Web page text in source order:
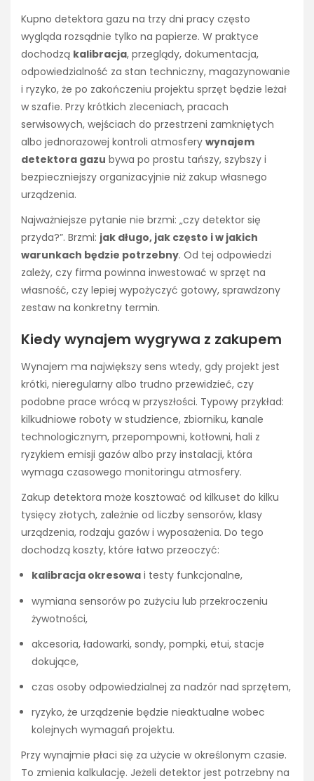
Kupno detektora gazu na trzy dni pracy często
wygląda rozsądnie tylko na papierze. W praktyce
dochodzą kalibracja, przeglądy, dokumentacja,
odpowiedzialność za stan techniczny, magazynowanie
i ryzyko, że po zakończeniu projektu sprzęt będzie leżał
w szafie. Przy krótkich zleceniach, pracach
serwisowych, wejściach do przestrzeni zamkniętych
albo jednorazowej kontroli atmosfery wynajem
detektora gazu bywa po prostu tańszy, szybszy i
bezpieczniejszy organizacyjnie niż zakup własnego
urządzenia.
Najważniejsze pytanie nie brzmi: „czy detektor się
przyda?”. Brzmi: jak długo, jak często i w jakich
warunkach będzie potrzebny. Od tej odpowiedzi
zależy, czy firma powinna inwestować w sprzęt na
własność, czy lepiej wypożyczyć gotowy, sprawdzony
zestaw na konkretny termin.
Kiedy wynajem wygrywa z zakupem
Wynajem ma największy sens wtedy, gdy projekt jest
krótki, nieregularny albo trudno przewidzieć, czy
podobne prace wrócą w przyszłości. Typowy przykład:
kilkudniowe roboty w studzience, zbiorniku, kanale
technologicznym, przepompowni, kotłowni, hali z
ryzykiem emisji gazów albo przy instalacji, która
wymaga czasowego monitoringu atmosfery.
Zakup detektora może kosztować od kilkuset do kilku
tysięcy złotych, zależnie od liczby sensorów, klasy
urządzenia, rodzaju gazów i wyposażenia. Do tego
dochodzą koszty, które łatwo przeoczyć:
kalibracja okresowa i testy funkcjonalne,
wymiana sensorów po zużyciu lub przekroczeniu
żywotności,
akcesoria, ładowarki, sondy, pompki, etui, stacje
dokujące,
czas osoby odpowiedzialnej za nadzór nad sprzętem,
ryzyko, że urządzenie będzie nieaktualne wobec
kolejnych wymagań projektu.
Przy wynajmie płaci się za użycie w określonym czasie.
To zmienia kalkulację. Jeżeli detektor jest potrzebny na